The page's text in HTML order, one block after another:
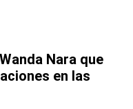
Nara que
en las